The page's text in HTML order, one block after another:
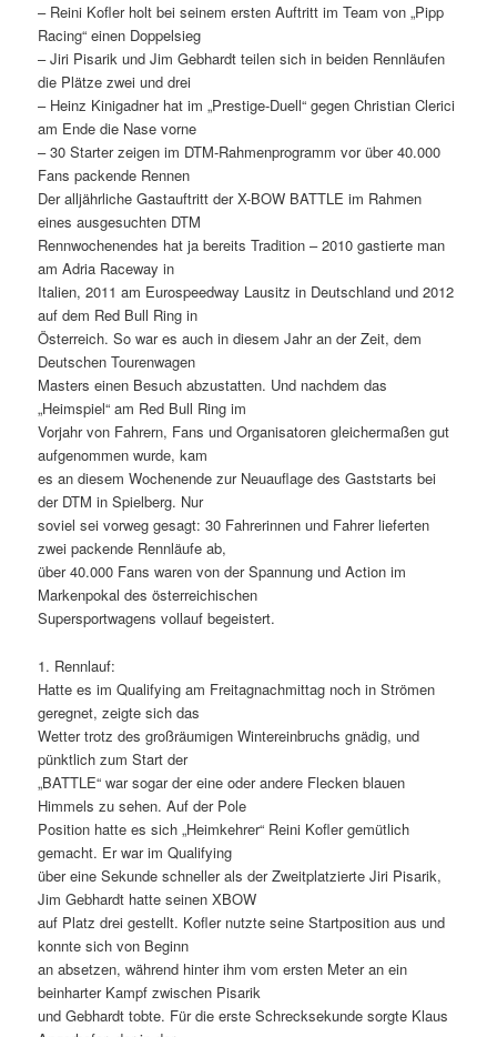
– Reini Kofler holt bei seinem ersten Auftritt im Team von „Pipp
Racing“ einen Doppelsieg
– Jiri Pisarik und Jim Gebhardt teilen sich in beiden Rennläufen
die Plätze zwei und drei
– Heinz Kinigadner hat im „Prestige-Duell“ gegen Christian Clerici
am Ende die Nase vorne
– 30 Starter zeigen im DTM-Rahmenprogramm vor über 40.000
Fans packende Rennen
Der alljährliche Gastauftritt der X-BOW BATTLE im Rahmen
eines ausgesuchten DTM
Rennwochenendes hat ja bereits Tradition – 2010 gastierte man
am Adria Raceway in
Italien, 2011 am Eurospeedway Lausitz in Deutschland und 2012
auf dem Red Bull Ring in
Österreich. So war es auch in diesem Jahr an der Zeit, dem
Deutschen Tourenwagen
Masters einen Besuch abzustatten. Und nachdem das
„Heimspiel“ am Red Bull Ring im
Vorjahr von Fahrern, Fans und Organisatoren gleichermaßen gut
aufgenommen wurde, kam
es an diesem Wochenende zur Neuauflage des Gaststarts bei
der DTM in Spielberg. Nur
soviel sei vorweg gesagt: 30 Fahrerinnen und Fahrer lieferten
zwei packende Rennläufe ab,
über 40.000 Fans waren von der Spannung und Action im
Markenpokal des österreichischen
Supersportwagens vollauf begeistert.
1. Rennlauf:
Hatte es im Qualifying am Freitagnachmittag noch in Strömen
geregnet, zeigte sich das
Wetter trotz des großräumigen Wintereinbruchs gnädig, und
pünktlich zum Start der
„BATTLE“ war sogar der eine oder andere Flecken blauen
Himmels zu sehen. Auf der Pole
Position hatte es sich „Heimkehrer“ Reini Kofler gemütlich
gemacht. Er war im Qualifying
über eine Sekunde schneller als der Zweitplatzierte Jiri Pisarik,
Jim Gebhardt hatte seinen XBOW
auf Platz drei gestellt. Kofler nutzte seine Startposition aus und
konnte sich von Beginn
an absetzen, während hinter ihm vom ersten Meter an ein
beinharter Kampf zwischen Pisarik
und Gebhardt tobte. Für die erste Schrecksekunde sorgte Klaus